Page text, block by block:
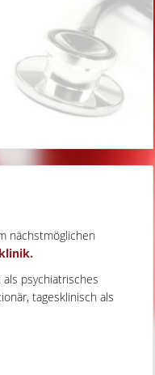
nächstmöglichen
psychiatrisches
tagesklinisch als